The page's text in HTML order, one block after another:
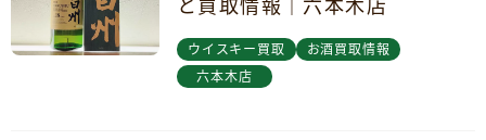
と買取情報｜六本木店
ウイスキー買取
お酒買取情報
六本木店